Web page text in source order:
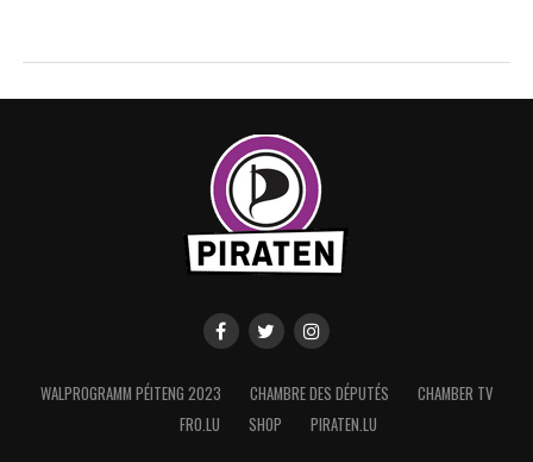
WALPROGRAMM PÉITENG 2023 CHAMBRE DES DÉPUTÉS
CHAMBER TV
FRO.LU
SHOP PIRATEN.LU